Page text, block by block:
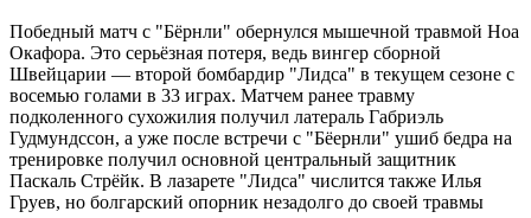
Победный матч с "Бёрнли" обернулся мышечной травмой Ноа
Окафора. Это серьёзная потеря, ведь вингер сборной
Швейцарии — второй бомбардир "Лидса" в текущем сезоне с
восемью голами в 33 играх. Матчем ранее травму
подколенного сухожилия получил латераль Габриэль
Гудмундссон, а уже после встречи с "Бёернли" ушиб бедра на
тренировке получил основной центральный защитник
Паскаль Стрёйк. В лазарете "Лидса" числится также Илья
Груев, но болгарский опорник незадолго до своей травмы